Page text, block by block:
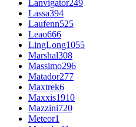
Lanvigator249
Lassa394
Laufenn525
Leao666
LingLong1055
Marshal308
Massimo296
Matador277
Maxtrek6
Maxxis1910
Mazzini720
Meteor1